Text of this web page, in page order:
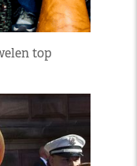
top